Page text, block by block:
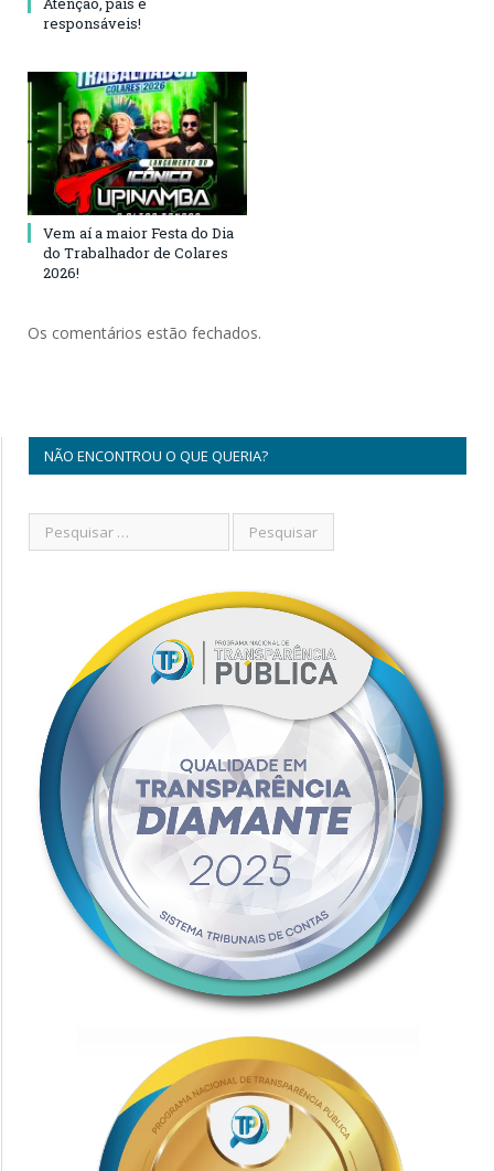
responsáveis!
Vem aí a maior Festa do Dia
do Trabalhador de Colares
2026!
Os comentários estão fechados.
NÃO ENCONTROU O QUE QUERIA?